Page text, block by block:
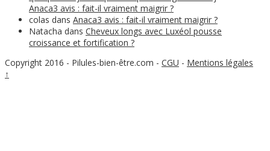
Anaca3 avis : fait-il vraiment maigrir ?
colas dans Anaca3 avis : fait-il vraiment maigrir ?
Natacha dans Cheveux longs avec Luxéol pousse
croissance et fortification ?
Copyright 2016 - Pilules-bien-être.com - CGU - Mentions légales
↑